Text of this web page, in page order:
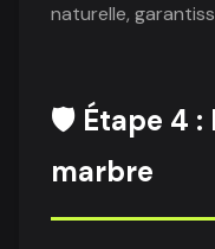
naturelle,
🛡️ Étape 4 :
marbre